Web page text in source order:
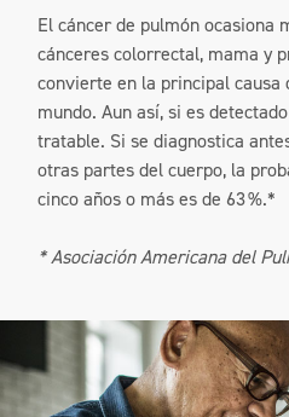
El cáncer de pulmón ocasiona
cánceres colorrectal, mama y
convierte en la principal
mundo. Aun así, si es
tratable. Si se diagnostica
otras partes del cuerpo, la
cinco años o más es de 63 %.*
* Asociación Americana del